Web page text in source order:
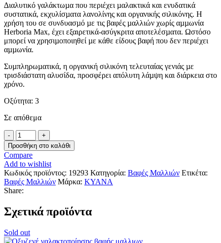
∆ιαλυτικό γαλάκτωµα που περιέχει µαλακτικά και ενυδατικά
συστατικά, εκχυλίσµατα λανολίνης και οργανικής σιλικόνης. Η
χρήση του σε συνδυασµό µε τις βαφές µαλλιών χωρίς αµµωνία
Herboria Max, έχει εξαιρετικά-ασύγκριτα αποτελέσµατα. Ωστόσο
μπορεί να χρησιµοποιηθεί µε κάθε είδους βαφή που δεν περιέχει
αµµωνία.
Συµπληρωµατικά, η οργανική σιλικόνη τελευταίας γενιάς µε
τρισδιάστατη αλυσίδα, προσφέρει απόλυτη λάµψη και διάρκεια στο
χρόνο.
Οξύτητα: 3
Σε απόθεμα
Kyana
DEVELOPER
Herboria
Max
No3
1lt
/
διαλυτικό
χωρίς
ποσότητα
Προσθήκη στο καλάθι
Compare
Add to wishlist
Κωδικός προϊόντος: 19293 Κατηγορία: Βαφές Μαλλιών Ετικέτα:
Βαφές Μαλλιών Μάρκα: KYANA
Share:
Σχετικά προϊόντα
Sold out